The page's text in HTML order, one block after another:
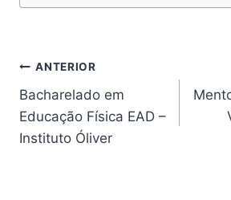
Navegação
de
Post
ANTERIOR
Bacharelado em
Educação Física EAD –
Instituto Óliver